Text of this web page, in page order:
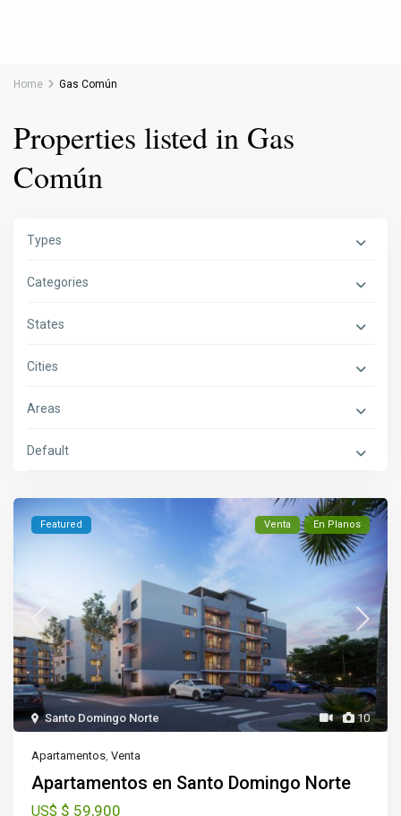
Home Gas Común
Properties listed in Gas
Común
Types
Categories
States
Cities
Areas
Default
10
Santo Domingo Norte
Featured Venta En Planos
Apartamentos,Venta
Apartamentos en Santo Domingo Norte
US$ $ 59,900